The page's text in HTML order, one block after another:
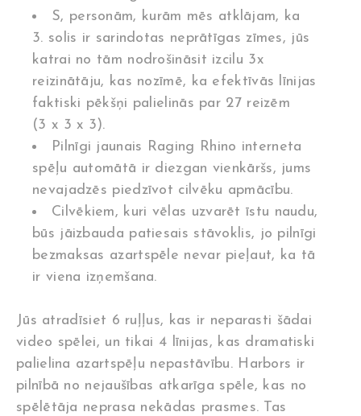
S, personām, kurām mēs atklājam, ka
3. solis ir sarindotas neprātīgas zīmes, jūs
katrai no tām nodrošināsit izcilu 3x
reizinātāju, kas nozīmē, ka efektīvās līnijas
faktiski pēkšņi palielinās par 27 reizēm
(3 x 3 x 3).
Pilnīgi jaunais Raging Rhino interneta
spēļu automātā ir diezgan vienkāršs, jums
nevajadzēs piedzīvot cilvēku apmācību.
Cilvēkiem, kuri vēlas uzvarēt īstu naudu,
būs jāizbauda patiesais stāvoklis, jo pilnīgi
bezmaksas azartspēle nevar pieļaut, ka tā
ir viena izņemšana.
Jūs atradīsiet 6 ruļļus, kas ir neparasti šādai
video spēlei, un tikai 4 līnijas, kas dramatiski
palielina azartspēļu nepastāvību. Harbors ir
pilnībā no nejaušības atkarīga spēle, kas no
spēlētāja neprasa nekādas prasmes. Tas